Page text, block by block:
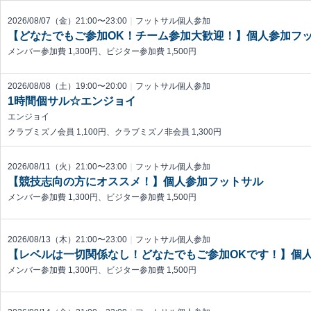
2026/08/07（金）21:00〜23:00 フットサル個人参加
【どなたでもご参加OK！チーム参加大歓迎！】個人参加フ
メンバー参加費 1,300円、ビジター参加費 1,500円
2026/08/08（土）19:00〜20:00 フットサル個人参加
1時間個サル☆エンジョイ
エンジョイ
クラブミズノ会員 1,100円、クラブミズノ非会員 1,300円
2026/08/11（火）21:00〜23:00 フットサル個人参加
【競技志向の方にオススメ！】個人参加フットサル
メンバー参加費 1,300円、ビジター参加費 1,500円
2026/08/13（木）21:00〜23:00 フットサル個人参加
【レベルは一切関係なし！どなたでもご参加OKです！】個
メンバー参加費 1,300円、ビジター参加費 1,500円